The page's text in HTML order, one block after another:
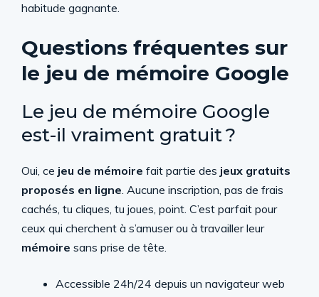
habitude gagnante.
Questions fréquentes sur
le jeu de mémoire Google
Le jeu de mémoire Google
est-il vraiment gratuit ?
Oui, ce jeu de mémoire fait partie des jeux gratuits
proposés en ligne. Aucune inscription, pas de frais
cachés, tu cliques, tu joues, point. C’est parfait pour
ceux qui cherchent à s’amuser ou à travailler leur
mémoire sans prise de tête.
Accessible 24h/24 depuis un navigateur web